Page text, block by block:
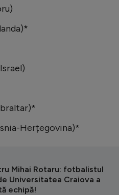
Herțegovina)*
Mihai Rotaru: fotbalistul
Universitatea Craiova a
echipă!